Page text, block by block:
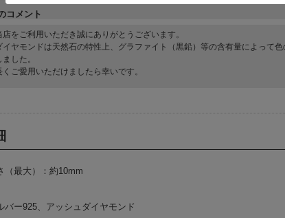
コメント
をご利用いただき誠にありがとうございます。
イヤモンドは天然石の特性上、グラファイト（黒鉛）等の含有量によって
した。
ご愛用いただけましたら幸いです。
（最大）：約10mm
バー925、アッシュダイヤモンド